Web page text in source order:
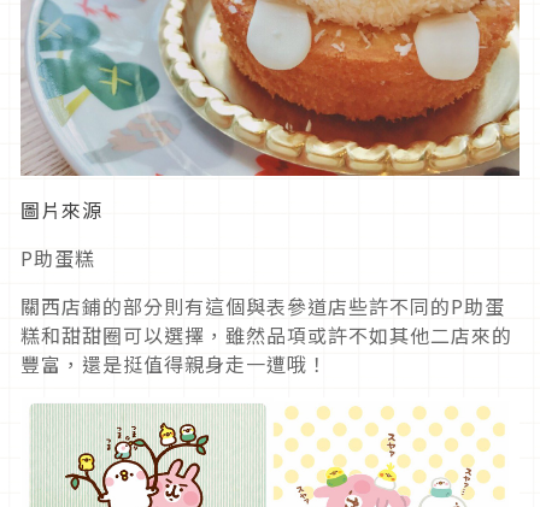
圖片來源
P助蛋糕
關西店鋪的部分則有這個與表參道店些許不同的P助蛋
糕和甜甜圈可以選擇，雖然品項或許不如其他二店來的
豐富，還是挺值得親身走一遭哦！